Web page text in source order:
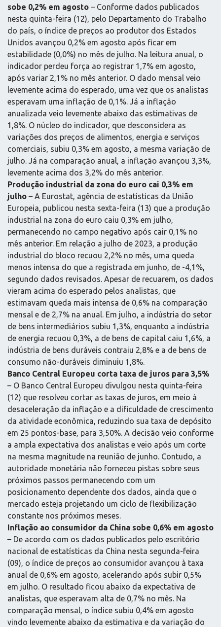
sobe 0,2% em agosto – Conforme dados publicados
nesta quinta-feira (12), pelo Departamento do Trabalho
do país, o índice de preços ao produtor dos Estados
Unidos avançou 0,2% em agosto após ficar em
estabilidade (0,0%) no mês de julho. Na leitura anual, o
indicador perdeu força ao registrar 1,7% em agosto,
após variar 2,1% no mês anterior. O dado mensal veio
levemente acima do esperado, uma vez que os analistas
esperavam uma inflação de 0,1%. Já a inflação
anualizada veio levemente abaixo das estimativas de
1,8%. O núcleo do indicador, que desconsidera as
variações dos preços de alimentos, energia e serviços
comerciais, subiu 0,3% em agosto, a mesma variação de
julho. Já na comparação anual, a inflação avançou 3,3%,
levemente acima dos 3,2% do mês anterior.
Produção industrial da zona do euro cai 0,3% em
julho – A Eurostat, agência de estatísticas da União
Europeia, publicou nesta sexta-feira (13) que a produção
industrial na zona do euro caiu 0,3% em julho,
permanecendo no campo negativo após cair 0,1% no
mês anterior. Em relação a julho de 2023, a produção
industrial do bloco recuou 2,2% no mês, uma queda
menos intensa do que a registrada em junho, de -4,1%,
segundo dados revisados. Apesar de recuarem, os dados
vieram acima do esperado pelos analistas, que
estimavam queda mais intensa de 0,6% na comparação
mensal e de 2,7% na anual. Em julho, a indústria do setor
de bens intermediários subiu 1,3%, enquanto a indústria
de energia recuou 0,3%, a de bens de capital caiu 1,6%, a
indústria de bens duráveis contraiu 2,8% e a de bens de
consumo não-duráveis diminuiu 1,8%.
Banco Central Europeu corta taxa de juros para 3,5%
– O Banco Central Europeu divulgou nesta quinta-feira
(12) que resolveu cortar as taxas de juros, em meio à
desaceleração da inflação e a dificuldade de crescimento
da atividade econômica, reduzindo sua taxa de depósito
em 25 pontos-base, para 3,50%. A decisão veio conforme
a ampla expectativa dos analistas e veio após um corte
na mesma magnitude na reunião de junho. Contudo, a
autoridade monetária não forneceu pistas sobre seus
próximos passos permanecendo com um
posicionamento dependente dos dados, ainda que o
mercado esteja projetando um ciclo de flexibilização
constante nos próximos meses.
Inflação ao consumidor da China sobe 0,6% em agosto
– De acordo com os dados publicados pelo escritório
nacional de estatísticas da China nesta segunda-feira
(09), o índice de preços ao consumidor avançou à taxa
anual de 0,6% em agosto, acelerando após subir 0,5%
em julho. O resultado ficou abaixo da expectativa de
analistas, que esperavam alta de 0,7% no mês. Na
comparação mensal, o índice subiu 0,4% em agosto
vindo levemente abaixo da estimativa e da variação do